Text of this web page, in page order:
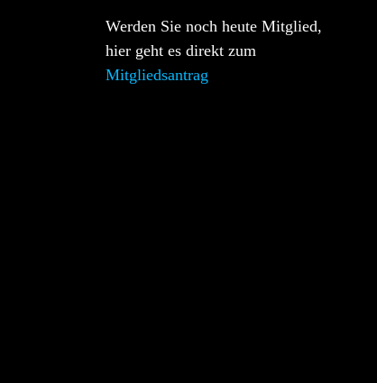
Werden Sie noch heute Mitglied,
hier geht es direkt zum
Mitgliedsantrag